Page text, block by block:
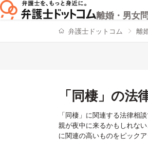
離婚・男女
弁護士ドットコム 離
「同棲」の法
「同棲」に関連する法律相
親が夜中に来るかもしれな
に関連の高いものをピックア